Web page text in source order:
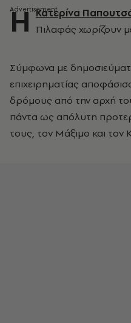
Η Κατερίνα
Πιλαφάς χωρίζουν
Σύμφωνα με
επιχειρηματίας
δρόμους από την αρχή
πάντα ως απόλυτη
τους, τον Μάξιμο και τον